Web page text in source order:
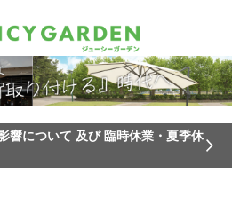
響について 及び 臨時休業・夏季休